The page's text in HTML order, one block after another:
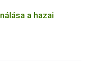
a hazai